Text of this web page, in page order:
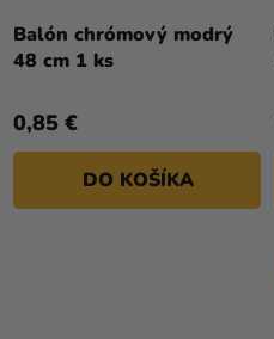
Balón chrómový modrý
48 cm 1 ks
0,85 €
DO KOŠÍKA